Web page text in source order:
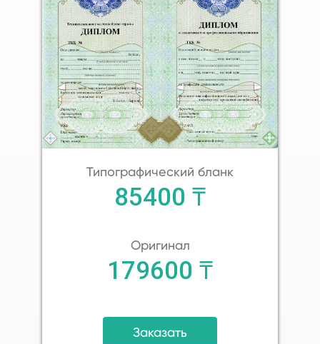
Типографический бланк
85400 ₸
Оригинал
179600 ₸
Заказать